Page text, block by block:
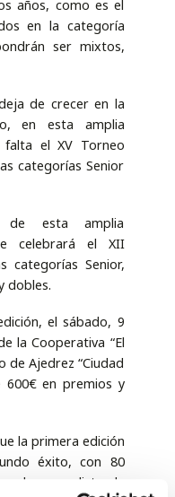
años, como es el
en la categoría
ser mixtos,
de crecer en la
en esta amplia
el XV Torneo
categorías Senior
esta amplia
celebrará el XII
categorías Senior,
dobles.
el sábado, 9
la Cooperativa “El
de Ajedrez “Ciudad
600€ en premios y
la primera edición
éxito, con 80
en lista de